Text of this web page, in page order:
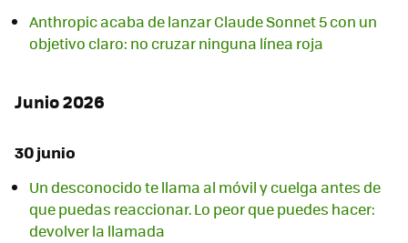
Anthropic acaba de lanzar Claude Sonnet 5 con un
objetivo claro: no cruzar ninguna línea roja
Junio 2026
30 junio
Un desconocido te llama al móvil y cuelga antes de
que puedas reaccionar. Lo peor que puedes hacer:
devolver la llamada